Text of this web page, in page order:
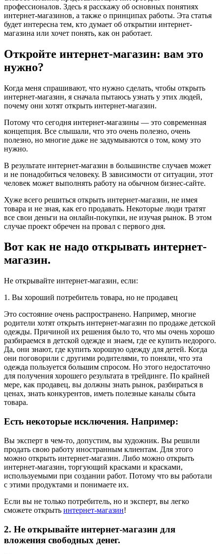
профессионалов. Здесь я расскажу об основных понятиях
интернет-магазинов, а также о принципах работы. Эта статья
будет интересна тем, кто думает об открытии интернет-
магазина или хочет понять, как он работает.
Откройте интернет-магазин: вам это
нужно?
Когда меня спрашивают, что нужно сделать, чтобы открыть
интернет-магазин, я сначала пытаюсь узнать у этих людей,
почему они хотят открыть интернет-магазин.
Потому что сегодня интернет-магазины — это современная
концепция. Все слышали, что это очень полезно, очень
полезно, но многие даже не задумываются о том, кому это
нужно.
В результате интернет-магазин в большинстве случаев может
и не понадобиться человеку. В зависимости от ситуации, этот
человек может выполнять работу на обычном бизнес-сайте.
Хуже всего решиться открыть интернет-магазин, не имея
товара и не зная, как его продавать. Некоторые люди тратят
все свои деньги на онлайн-покупки, не изучая рынок. В этом
случае проект обречен на провал с первого дня.
Вот как не надо открывать интернет-
магазин.
Не открывайте интернет-магазин, если:
1. Вы хороший потребитель товара, но не продавец
Это состояние очень распространено. Например, многие
родители хотят открыть интернет-магазин по продаже детской
одежды. Причиной их решения было то, что мы очень хорошо
разбираемся в детской одежде и знаем, где ее купить недорого.
Да, они знают, где купить хорошую одежду для детей. Когда
они поговорили с другими родителями, то поняли, что эта
одежда пользуется большим спросом. Но этого недостаточно
для получения хорошего результата в трейдинге. По крайней
мере, как продавец, вы должны знать рынок, разбираться в
ценах, знать конкурентов, иметь полезные каналы сбыта
товара.
Есть некоторые исключения. Например:
Вы эксперт в чем-то, допустим, вы художник. Вы решили
продать свою работу иностранным клиентам. Для этого
можно открыть интернет-магазин. Либо можно открыть
интернет-магазин, торгующий красками и красками,
используемыми при создании работ. Потому что вы работали
с этими продуктами и понимаете их.
Если вы не только потребитель, но и эксперт, вы легко
сможете открыть интернет-магазин!
2. Не открывайте интернет-магазин для
вложения свободных денег.